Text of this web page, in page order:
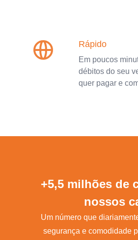
Rápido
Em poucos
débitos do seu
quer pagar e
+5,5 milhões de
nossos
Um número que
segurança e comodidade